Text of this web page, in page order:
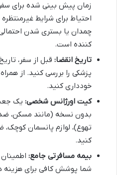
زمان پیش بینی شده برای
احتیاط برای شرایط
چمدان یا بستری شدن
کننده است.
تاریخ انقضا: قبل از سفر،
پزشکی را بررسی کنید. از
خودداری کنید.
کیت اورژانس شخصی: یک
بدون نسخه (مانند مسکن،
تهوع)، لوازم پانسمان کوچک،
کنید.
بیمه مسافرتی جامع:
شما پوشش کافی برای هزینه